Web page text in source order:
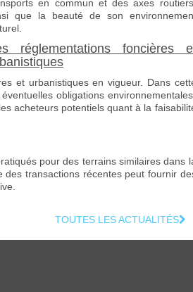
en commun et des axes routiers,
que la beauté de son
réglementations foncières
et urbanistiques en vigueur. Dans
obligations environnementales.
acheteurs potentiels quant à la
pour des terrains similaires dans
transactions récentes peut fournir
TOUTES LES ACTUALITÉS